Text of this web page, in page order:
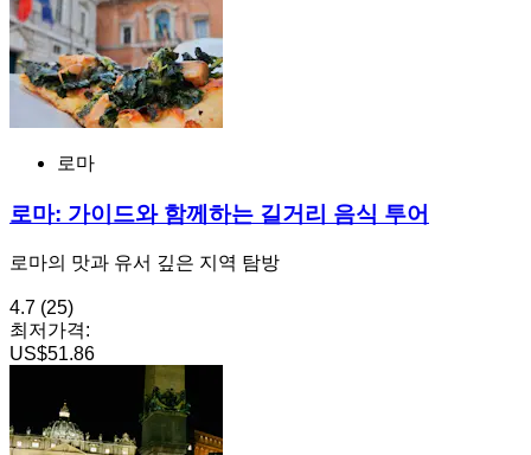
로마
로마: 가이드와 함께하는 길거리 음식 투어
로마의 맛과 유서 깊은 지역 탐방
4.7 (25)
최저가격:
US$51.86